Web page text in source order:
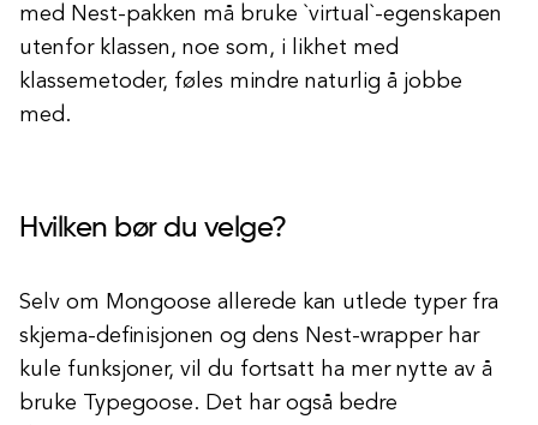
med Nest-pakken må bruke `virtual`-egenskapen
utenfor klassen, noe som, i likhet med
klassemetoder, føles mindre naturlig å jobbe
med.
Hvilken bør du velge?
Selv om Mongoose allerede kan utlede typer fra
skjema-definisjonen og dens Nest-wrapper har
kule funksjoner, vil du fortsatt ha mer nytte av å
bruke Typegoose. Det har også bedre